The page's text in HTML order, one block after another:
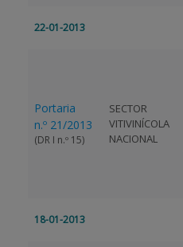
22-01-2013
Portaria
n.º 21/2013
(DR I n.º 15)
SECTOR
VITIVINÍCOLA
NACIONAL
18-01-2013